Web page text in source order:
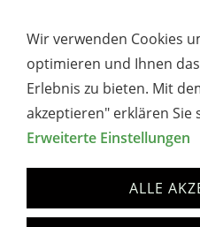
Wir verwenden Cookies
optimieren und Ihnen
Erlebnis zu bieten. Mit
akzeptieren" erklären
Erweiterte Einstellungen
ALLE